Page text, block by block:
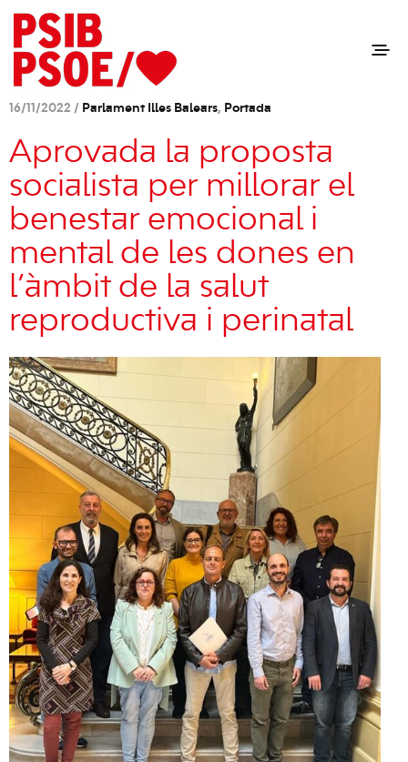
16/11/2022 / Parlament Illes Balears, Portada
Aprovada la proposta
socialista per millorar el
benestar emocional i
mental de les dones en
l’àmbit de la salut
reproductiva i perinatal